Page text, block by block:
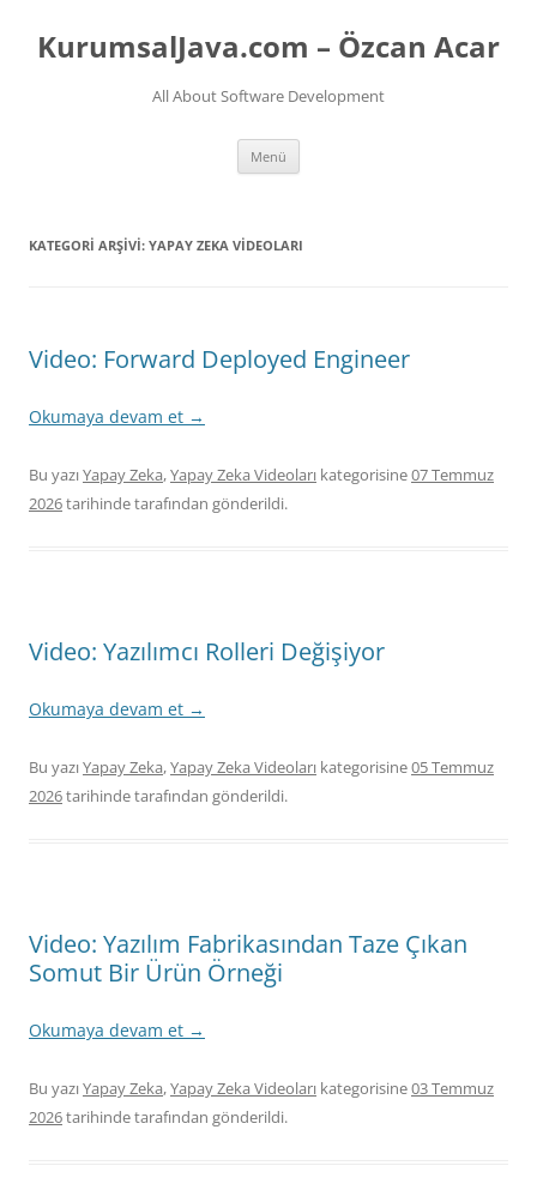
KurumsalJava.com – Özcan Acar
All About Software Development
Menü
KATEGORI ARŞIVI: YAPAY ZEKA VIDEOLARI
Video: Forward Deployed Engineer
Okumaya devam et →
Bu yazıYapay Zeka,Yapay Zeka Videoları kategorisine07 Temmuz
2026tarihindetarafından gönderildi.
Video: Yazılımcı Rolleri Değişiyor
Okumaya devam et →
Bu yazıYapay Zeka,Yapay Zeka Videoları kategorisine05 Temmuz
2026tarihindetarafından gönderildi.
Video: Yazılım Fabrikasından Taze Çıkan
Somut Bir Ürün Örneği
Okumaya devam et →
Bu yazıYapay Zeka,Yapay Zeka Videoları kategorisine03 Temmuz
2026tarihindetarafından gönderildi.